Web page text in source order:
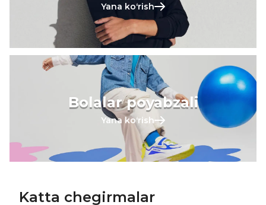
Yana koʻrish
Bolalar poyabzali
Yana koʻrish
Katta chegirmalar